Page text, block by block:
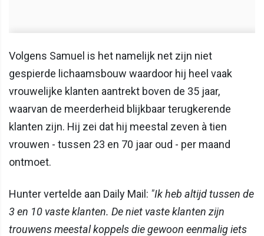
Volgens Samuel is het namelijk net zijn niet
gespierde lichaamsbouw waardoor hij heel vaak
vrouwelijke klanten aantrekt boven de 35 jaar,
waarvan de meerderheid blijkbaar terugkerende
klanten zijn. Hij zei dat hij meestal zeven à tien
vrouwen - tussen 23 en 70 jaar oud - per maand
ontmoet.
Hunter vertelde aan Daily Mail: "Ik heb altijd tussen de
3 en 10 vaste klanten. De niet vaste klanten zijn
trouwens meestal koppels die gewoon eenmalig iets